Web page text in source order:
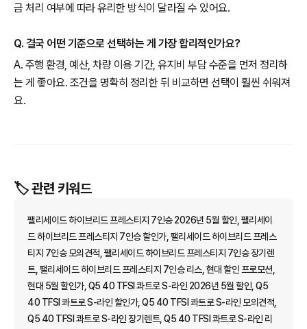
금 처리 여부에 따라 유리한 방식이 달라질 수 있어요.
Q. 결국 어떤 기준으로 선택하는 게 가장 합리적인가요?
A. 주행 환경, 예산, 차량 이용 기간, 유지비 부담 수준을 먼저 정리하
는 게 좋아요. 조건을 명확히 정리한 뒤 비교하면 선택이 훨씬 쉬워져
요.
🏷️ 관련 키워드
팰리세이드 하이브리드 프레스티지 7인승 2026년 5월 할인, 팰리세이
드 하이브리드 프레스티지 7인승 할인가, 팰리세이드 하이브리드 프레스
티지 7인승 모의견적, 팰리세이드 하이브리드 프레스티지 7인승 장기렌
트, 팰리세이드 하이브리드 프레스티지 7인승 리스, 현대 할인 프로모션,
현대 5월 할인가, Q5 40 TFSI 콰트로 S-라인 2026년 5월 할인, Q5
40 TFSI 콰트로 S-라인 할인가, Q5 40 TFSI 콰트로 S-라인 모의견적,
Q5 40 TFSI 콰트로 S-라인 장기렌트, Q5 40 TFSI 콰트로 S-라인 리